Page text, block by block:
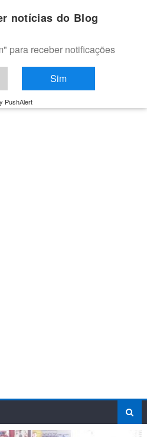
OPARÁ
Petrolina e do Vale do São
notícias do Blog
para receber notificações
Sim
PushAlert